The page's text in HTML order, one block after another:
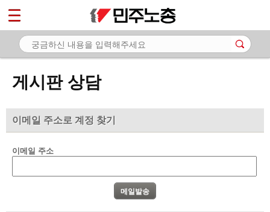
게시판 상담
이메일 주소로 계정 찾기
이메일 주소
마이페이지
소개
노동상담
- 게시판 상담
- 바로보기
- 찾아보기